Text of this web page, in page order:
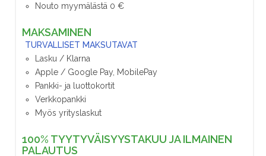
Nouto myymälästä 0 €
MAKSAMINEN
TURVALLISET MAKSUTAVAT
Lasku / Klarna
Apple / Google Pay, MobilePay
Pankki- ja luottokortit
Verkkopankki
Myös yrityslaskut
100% TYYTYVÄISYYSTAKUU JA ILMAINEN
PALAUTUS